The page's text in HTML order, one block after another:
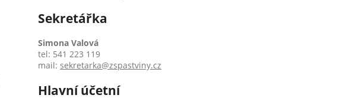
Sekretářka
Simona Valová
tel: 541 223 119
mail:sekretarka@zspastviny.cz
Hlavní účetní